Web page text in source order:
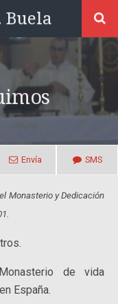
Buela
Envía SMS
Monasterio y Dedicación
de vida
España.